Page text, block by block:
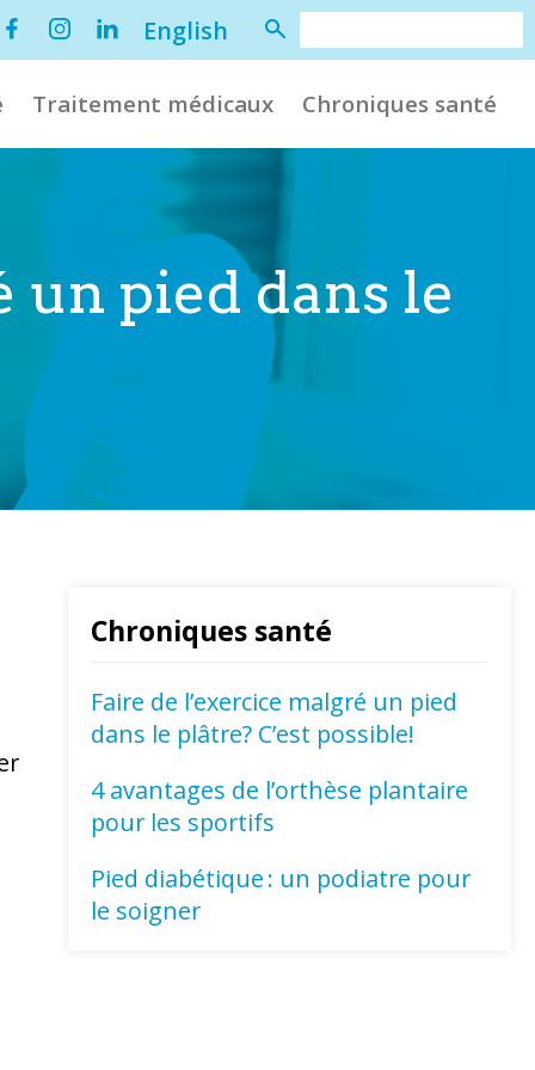
English
Traitement médicaux Chroniques santé
un pied dans le
Chroniques santé
Faire de l’exercice malgré un pied
dans le plâtre? C’est possible!
4 avantages de l’orthèse plantaire
pour les sportifs
Pied diabétique : un podiatre pour
le soigner